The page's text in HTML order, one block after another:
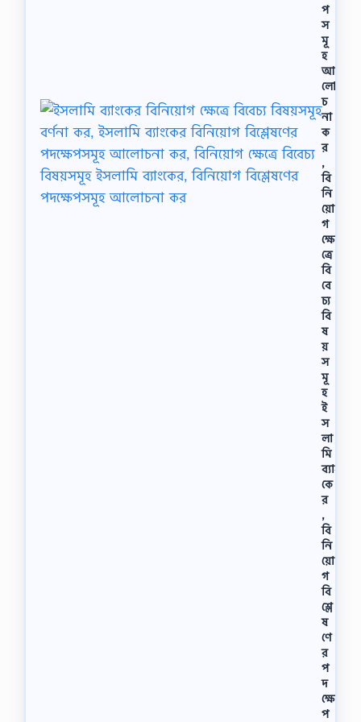
প
স
মূ
হ
আ
লাে
চ
না
ক
র
,
বি
নি
য়ো
গ
ক্ষে
ত্রে
বি
বে
চ্য
বি
ষ
য়
স
মূ
হ
ই
স
লা
মি
ব্যাং
কে
র
,
বি
নি
য়ো
গ
বি
শ্লে
ষ
ণে
র
প
দ
ক্ষে
প